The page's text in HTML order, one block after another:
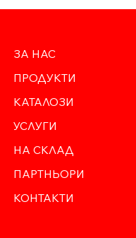
ЗА НАС
ПРОДУКТИ
КАТАЛОЗИ
УСЛУГИ
НА СКЛАД
ПАРТНЬОРИ
КОНТАКТИ